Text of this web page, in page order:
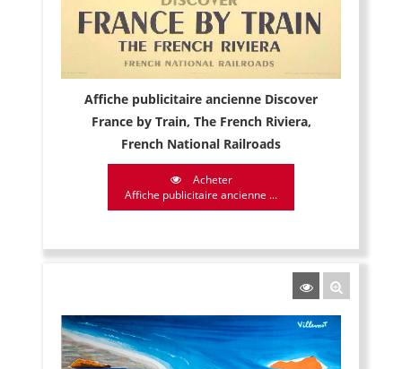
Affiche publicitaire ancienne Discover
France by Train, The French Riviera,
French National Railroads
Acheter
Affiche publicitaire ancienne ...